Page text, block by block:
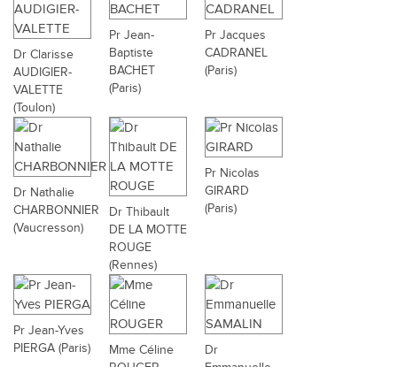
Dr Clarisse
AUDIGIER-
VALETTE
(Toulon)
Pr Jean-
Baptiste
BACHET
(Paris)
Pr Jacques
CADRANEL
(Paris)
Dr Nathalie
CHARBONNIER
(Vaucresson)
Dr Thibault
DE LA MOTTE
ROUGE
(Rennes)
Pr Nicolas
GIRARD
(Paris)
Pr Jean-Yves
PIERGA (Paris)
Mme Céline
Dr